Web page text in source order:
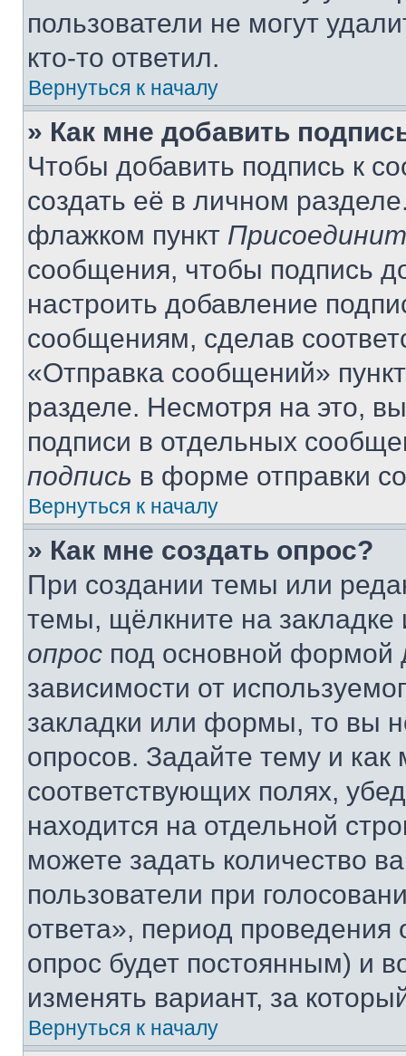
пользователи не могут
кто-то ответил.
Вернуться к началу
» Как мне добавить
Чтобы добавить подпись к
создать её в личном
флажком пункт
сообщения, чтобы подпись
настроить добавление
сообщениям, сделав
«Отправка сообщений»
разделе. Несмотря на это,
подписи в отдельных
подпись в форме отправки
Вернуться к началу
» Как мне создать опрос?
При создании темы или
темы, щёлкните на
опрос под основной формой
зависимости от
закладки или формы, то вы
опросов. Задайте тему и
соответствующих полях,
находится на отдельной
можете задать количество
пользователи при
ответа», период проведения
опрос будет постоянным) и
изменять вариант, за
Вернуться к началу